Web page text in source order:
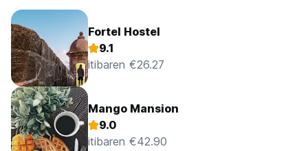
Fortel Hostel
9.1
itibaren €26.27
Mango Mansion
9.0
itibaren €42.90